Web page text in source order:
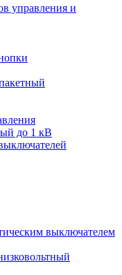
управления и
до 1 кВ
выключателем